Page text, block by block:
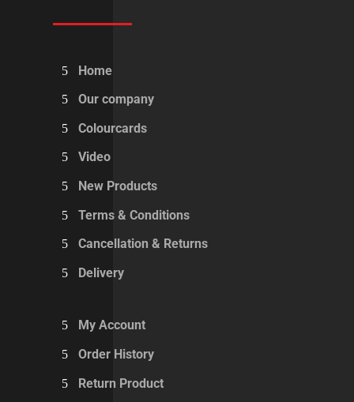
Home
Our company
Colourcards
Video
New Products
Terms & Conditions
Cancellation & Returns
Delivery
My Account
Order History
Return Product